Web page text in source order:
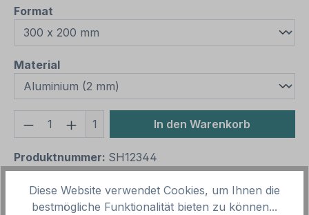
Format
Materialauswählen
Produkt Anzahl: Gib den
1 In den Warenkorb
Produktnummer: SH12344
Vorlagenummer: VIN-256
Diese Website verwendet Cookies, um Ihnen die
bestmögliche Funktionalität bieten zu können...